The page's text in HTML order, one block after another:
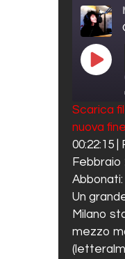
PLAY
Spotify
RSS FEED
SHARE
LINK
EMBED
Scarica
nuova
00:22:15
Febbraio
Abbonati:
Un
Milano
mezzo